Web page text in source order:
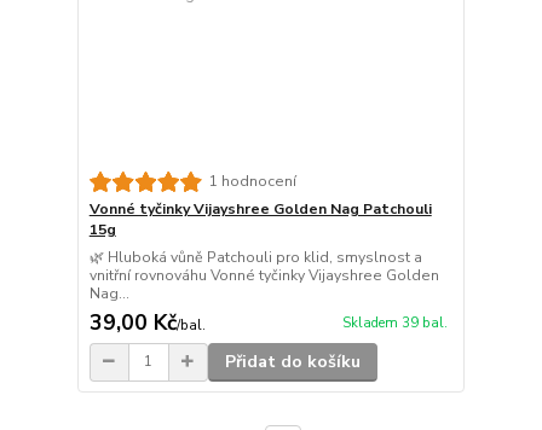
1 hodnocení
Vonné tyčinky Vijayshree Golden Nag Patchouli
15g
🌿 Hluboká vůně Patchouli pro klid, smyslnost a
vnitřní rovnováhu Vonné tyčinky Vijayshree Golden
Nag...
39,00 Kč/bal. Skladem 39 bal.
Přidat do košíku